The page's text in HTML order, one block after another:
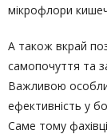
мікрофлори
А також вкрай
самопочуття та
Важливою
ефективність у
Саме тому